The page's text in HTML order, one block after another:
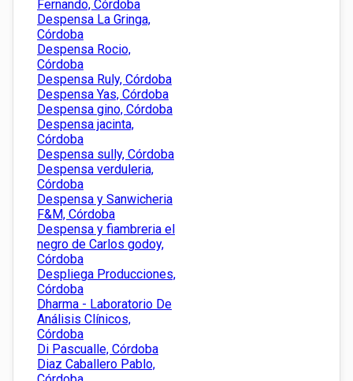
Fernando, Córdoba
Despensa La Gringa,
Córdoba
Despensa Rocio,
Córdoba
Despensa Ruly, Córdoba
Despensa Yas, Córdoba
Despensa gino, Córdoba
Despensa jacinta,
Córdoba
Despensa sully, Córdoba
Despensa verduleria,
Córdoba
Despensa y Sanwicheria
F&M, Córdoba
Despensa y fiambreria el
negro de Carlos godoy,
Córdoba
Despliega Producciones,
Córdoba
Dharma - Laboratorio De
Análisis Clínicos,
Córdoba
Di Pascualle, Córdoba
Diaz Caballero Pablo,